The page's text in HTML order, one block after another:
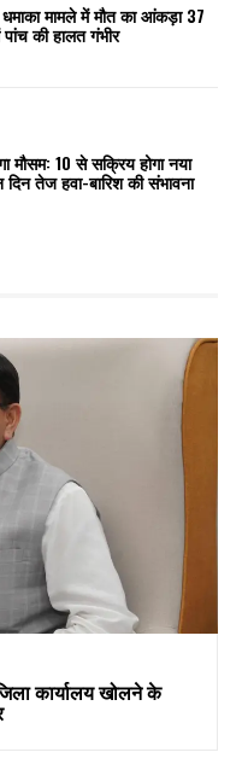
धमाका मामले में मौत का आंकड़ा 37
की हालत गंभीर
मौसम: 10 से सक्रिय होगा नया
दिन तेज हवा-बारिश की संभावना
कार्यालय खोलने के